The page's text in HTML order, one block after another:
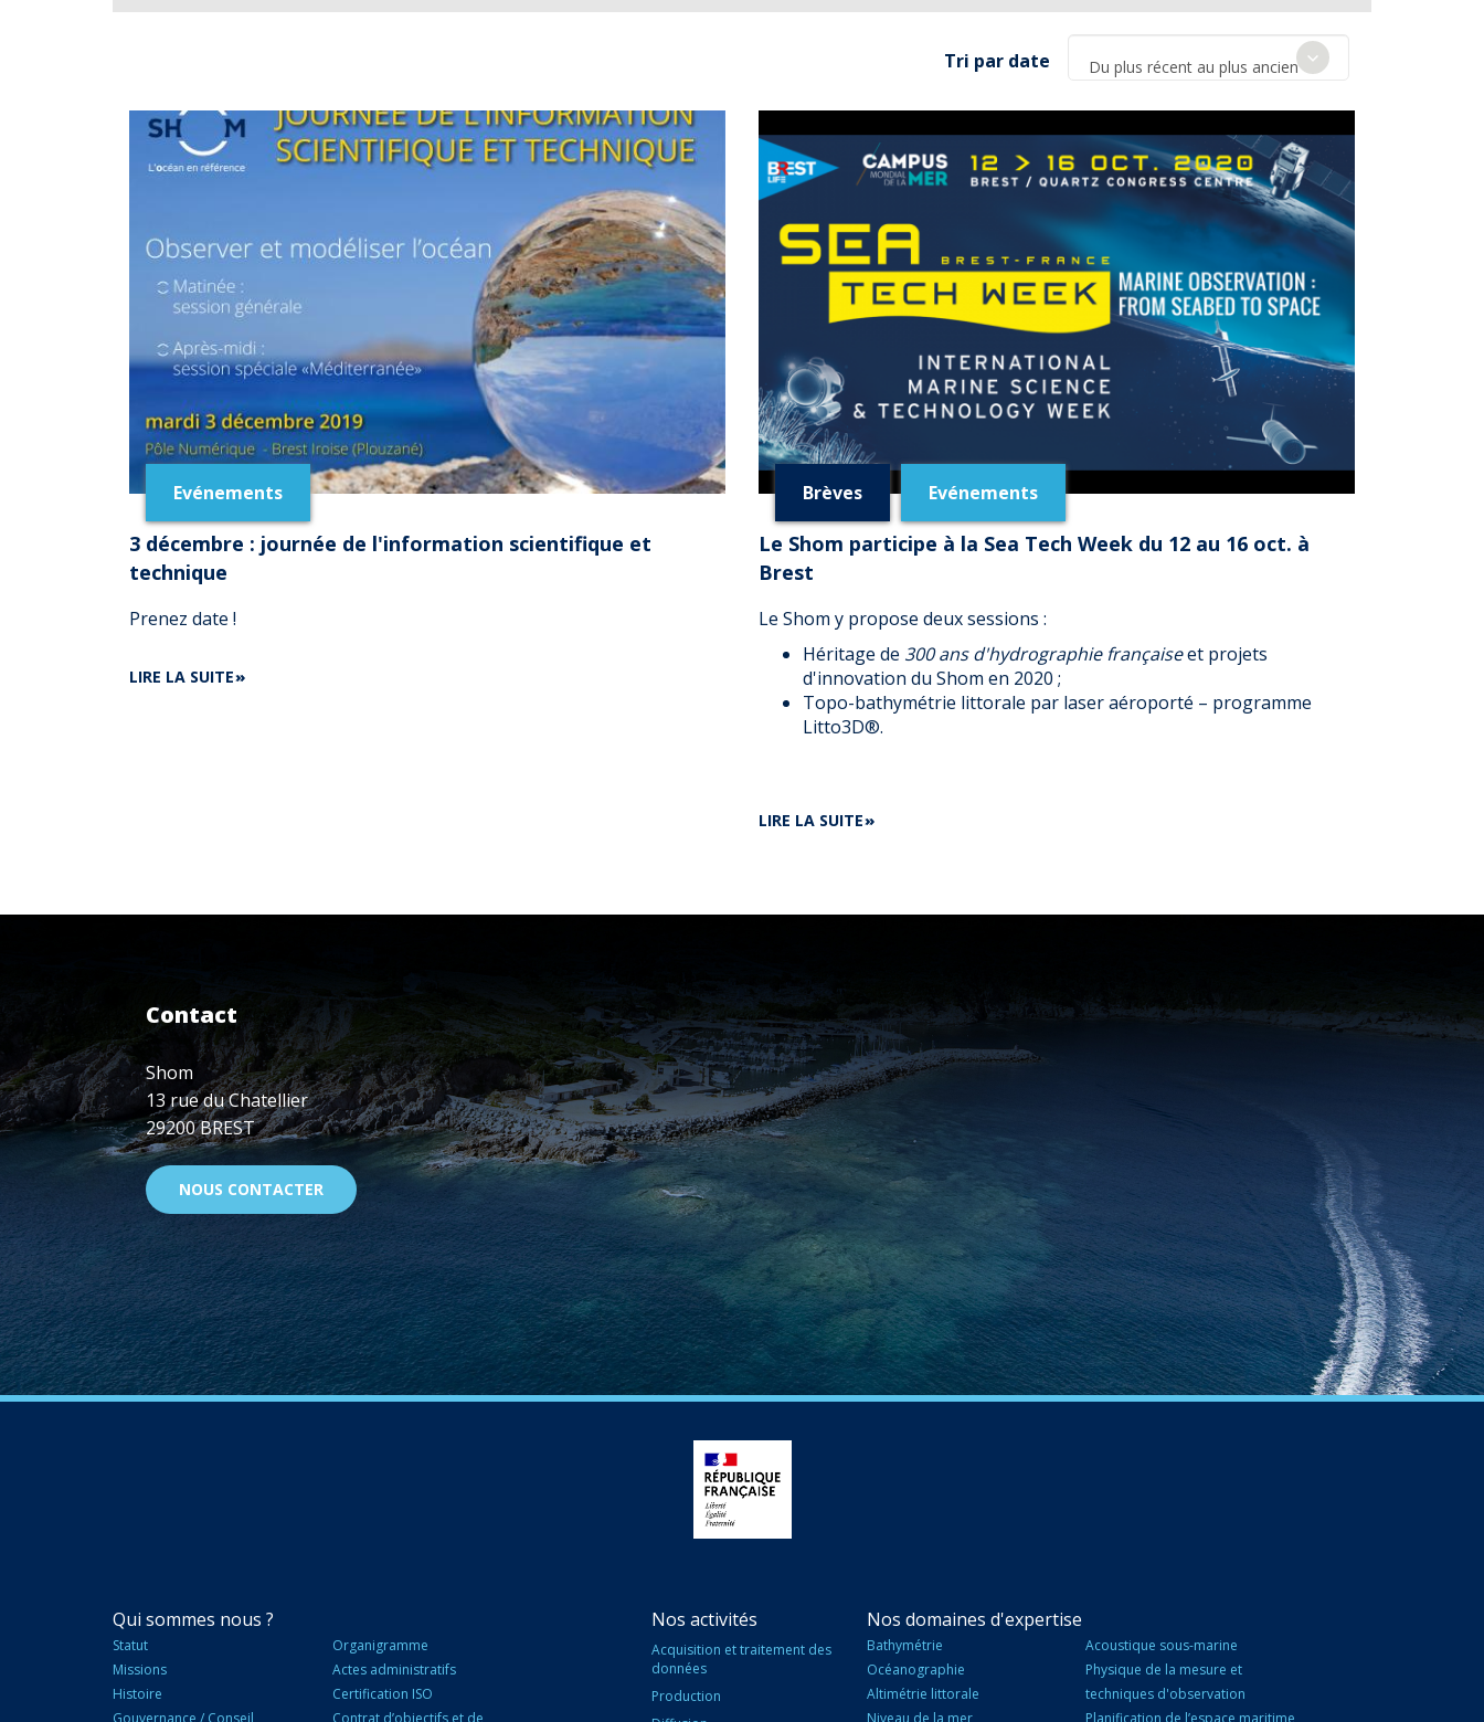
Tri par date Du plus récent au plus ancien
Evénements
3 décembre : journée de l'information scientifique et
technique
Prenez date !
LIRE LA SUITEDE
Brèves Evénements
Le Shom participe à la Sea Tech Week du 12 au 16 oct. à
Brest
Le Shom y propose deux sessions :
Héritage de 300 ans d'hydrographie françaiseet projets
d'innovation du Shom en 2020 ;
Topo-bathymétrie littorale par laser aéroporté – programme
Litto3D®.
LIRE LA SUITEDE
DU
12
AU
16
BREST
Contact
Shom
13 rue du Chatellier
29200 BREST
NOUS CONTACTER
NAVIGATION
PRINCIPALE
Qui sommes nous ?
Statut
Missions
Histoire
Gouvernance / Conseil
Organigramme
Actes administratifs
Certification ISO
Contrat d’objectifs et de
Nos activités
Acquisition et traitement des
données
Production
Nos domaines d'expertise
Bathymétrie
Océanographie
Altimétrie littorale
Niveau de la mer
Acoustique sous-marine
Physique de la mesure et
techniques d'observation
Planification de l’espace maritime